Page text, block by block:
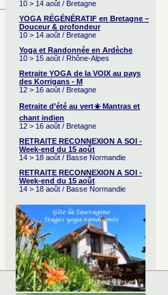
10 > 14 août / Bretagne
YOGA RÉGÉNÉRATIF en Bretagne –
Douceur & profondeur
10 > 14 août / Bretagne
Yoga et Randonnée en Ardèche
10 > 15 août / Rhône-Alpes
Retraite YOGA de la VOIX au pays
des Korrigans - M
12 > 16 août / Bretagne
Retraite d’été au vert☀️ Mantras et
chant indien
12 > 16 août / Bretagne
RETRAITE RECONNEXION A SOI -
Week-end du 15 août
14 > 18 août / Basse Normandie
RETRAITE RECONNEXION A SOI -
Week-end du 15 août
14 > 18 août / Basse Normandie